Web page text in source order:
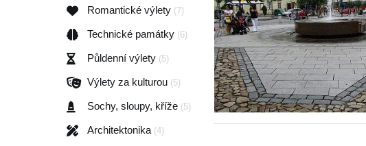
Romantické výlety (7)
Technické památky (6)
Půldenní výlety (5)
Výlety za kulturou (5)
Sochy, sloupy, kříže (5)
Architektonika (4)